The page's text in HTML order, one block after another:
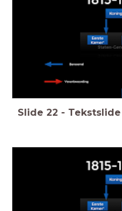
Slide 22 - Tekstslide